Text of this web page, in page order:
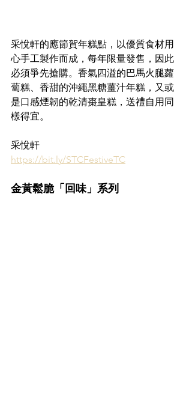
采悅軒的應節賀年糕點，以優質食材用
心手工製作而成，每年限量發售，因此
必須爭先搶購。香氣四溢的巴馬火腿蘿
蔔糕、香甜的沖繩黑糖薑汁年糕，又或
是口感煙韌的乾清棗皇糕，送禮自用同
樣得宜。
采悅軒
https://bit.ly/STCFestiveTC
金黃鬆脆「回味」系列